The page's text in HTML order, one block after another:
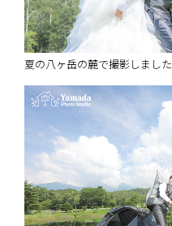
夏の八ヶ岳の麓で撮影しました